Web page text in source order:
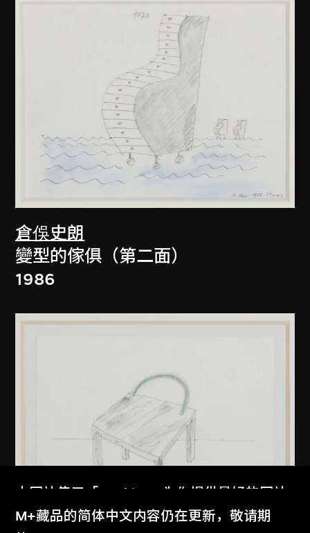
倉俁史朗
變型的傢俱（第二面）
1986
本网站使用「Cookies」为你提供最好的网站
体验。
M+藏品的简体中文内容仍在更新，敬请期